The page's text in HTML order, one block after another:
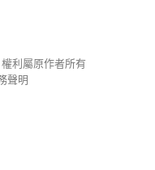
利屬原作者所有
聲明